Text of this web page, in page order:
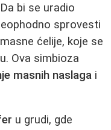
bi se uradio
sprovesti
ćelije, koje se
Ova simbioza
masnih naslaga i
u grudi, gde